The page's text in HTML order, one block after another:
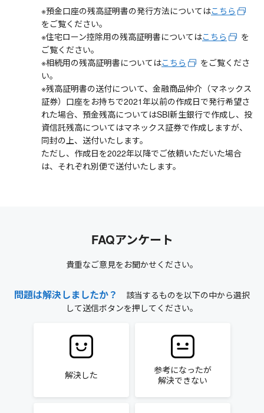
※預金口座の残高証明書の発行方法についてはこちら
をご覧ください。
※住宅ローン控除用の残高証明書についてはこちら
を
ご覧ください。
※相続用の残高証明書についてはこちら
をご覧くださ
い。
※残高証明書の送付について、金融商品仲介（マネックス
証券）口座をお持ちで2021年以前の作成日で発行希望さ
れた場合、預金残高についてはSBI新生銀行で作成し、投
資信託残高についてはマネックス証券で作成しますが、
同封の上、送付いたします。
ただし、作成日を2022年以降でご依頼いただいた場合
は、それぞれ別便で送付いたします。
FAQアンケート
貴重なご意見をお聞かせください。
問題は解決しましたか？
該当するものを以下の中から選択
して送信ボタンを押してください。
解決した
参考になったが
解決できない